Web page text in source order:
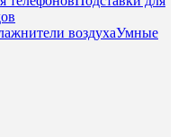
воздухаУмные